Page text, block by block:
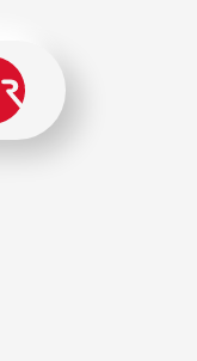
sur ce site.